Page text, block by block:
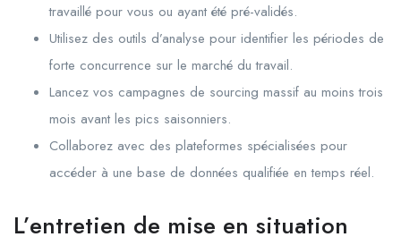
travaillé pour vous ou ayant été pré-validés.
Utilisez des outils d’analyse pour identifier les périodes de
forte concurrence sur le marché du travail.
Lancez vos campagnes de sourcing massif au moins trois
mois avant les pics saisonniers.
Collaborez avec des plateformes spécialisées pour
accéder à une base de données qualifiée en temps réel.
L’entretien de mise en situation